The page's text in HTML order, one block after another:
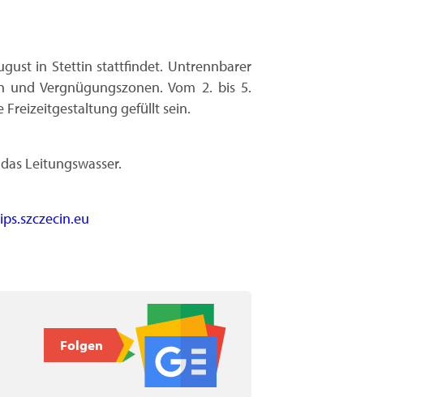
in Stettin stattfindet. Untrennbarer
Vergnügungszonen. Vom 2. bis 5.
gefüllt sein.
Leitungswasser.
Folgen